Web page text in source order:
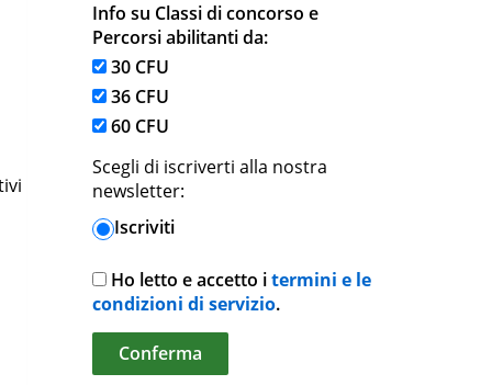
Info su Classi di concorso e
Percorsi abilitanti da:
30 CFU
36 CFU
60 CFU
Scegli di iscriverti alla nostra
newsletter:
Iscriviti
Ho letto e accetto itermini e le
condizioni di servizio.